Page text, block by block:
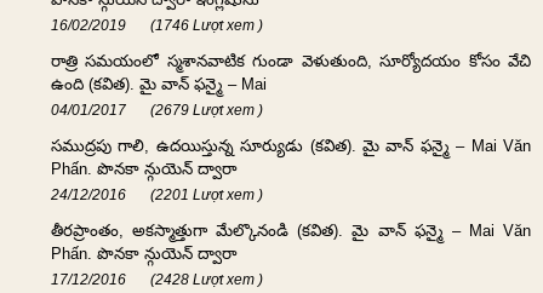
16/02/2019 (1746 Lượt xem )
రాత్రి సమయంలో స్మశానవాటిక గుండా వెళుతుంది, సూర్యోదయం కోసం వేచి
ఉంది (కవిత). మై వాన్ ఫన్మై – Mai
04/01/2017 (2679 Lượt xem )
సముద్రపు గాలి, ఉదయిస్తున్న సూర్యుడు (కవిత). మై వాన్ ఫన్మై – Mai Văn
Phấn. పొనకా న్గుయెన్ ద్వారా
24/12/2016 (2201 Lượt xem )
తీరప్రాంతం, అకస్మాత్తుగా మేల్కొనండి (కవిత). మై వాన్ ఫన్మై – Mai Văn
Phấn. పొనకా న్గుయెన్ ద్వారా
17/12/2016 (2428 Lượt xem )